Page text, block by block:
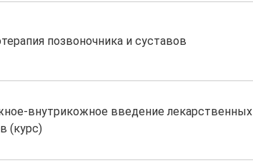
позвоночника и суставов
внутрикожное введение лекарственных
(курс)